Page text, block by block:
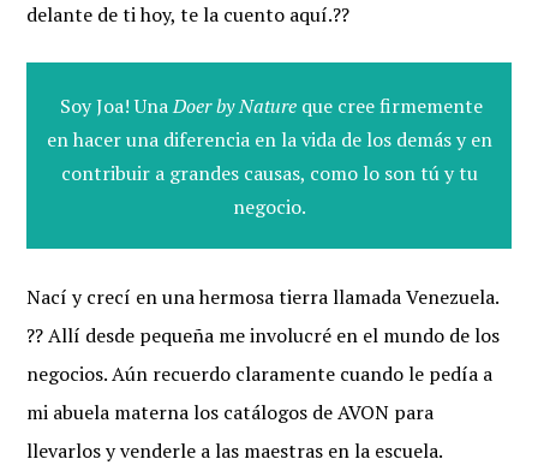
delante de ti hoy, te la cuento aquí.??
Soy Joa! UnaDoer by Nature que cree firmemente
en hacer una diferencia en la vida de los demás y en
contribuir a grandes causas, como lo son tú y tu
negocio.
Nací y crecí en una hermosa tierra llamada Venezuela.
?? Allí desde pequeña me involucré en el mundo de los
negocios. Aún recuerdo claramente cuando le pedía a
mi abuela materna los catálogos de AVON para
llevarlos y venderle a las maestras en la escuela.